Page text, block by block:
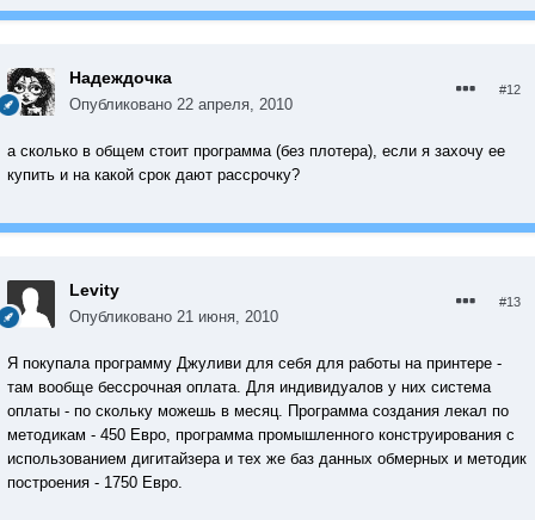
Надеждочка
Опубликовано 22 апреля, 2010
#12
а сколько в общем стоит программа (без плотера), если я захочу ее
купить и на какой срок дают рассрочку?
Levity
Опубликовано 21 июня, 2010
#13
Я покупала программу Джуливи для себя для работы на принтере -
там вообще бессрочная оплата. Для индивидуалов у них система
оплаты - по скольку можешь в месяц. Программа создания лекал по
методикам - 450 Евро, программа промышленного конструирования с
использованием дигитайзера и тех же баз данных обмерных и методик
построения - 1750 Евро.